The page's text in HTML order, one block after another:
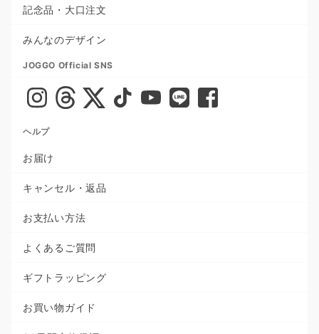
記念品・大口注文
みんなのデザイン
JOGGO Official SNS
ヘルプ
お届け
キャンセル・返品
お支払い方法
よくあるご質問
ギフトラッピング
お買い物ガイド